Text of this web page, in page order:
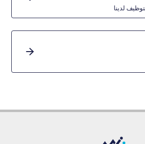
لدينا